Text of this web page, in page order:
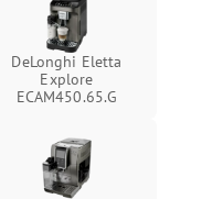
DeLonghi Eletta
Explore
ECAM450.65.G